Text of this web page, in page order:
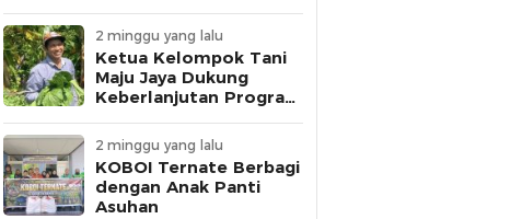
2 minggu yang lalu
Ketua Kelompok Tani
Maju Jaya Dukung
Keberlanjutan Program
2 minggu yang lalu
KOBOI Ternate Berbagi
dengan Anak Panti
Asuhan